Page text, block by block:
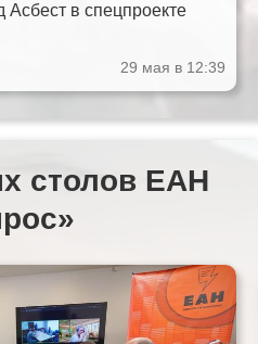
в спецпроекте
29 мая в 12:39
столов ЕАН